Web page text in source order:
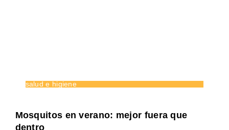
salud e higiene
Mosquitos en verano: mejor fuera que
dentro